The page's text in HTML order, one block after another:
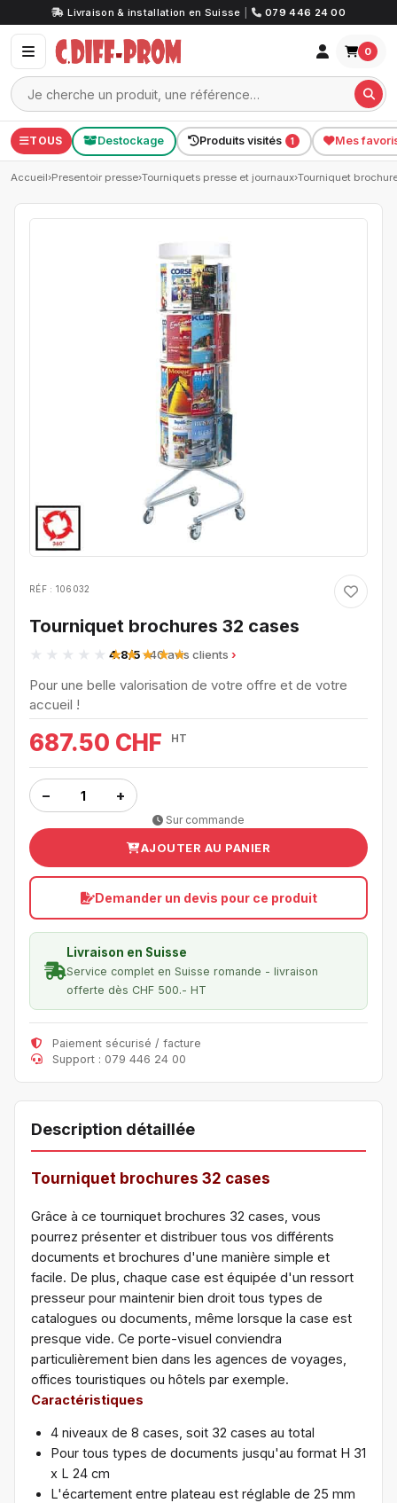
Livraison & installation en Suisse 079 446 24 00
0
TOUS Destockage Produits visités 1 Mes
Accueil›Presentoir presse›Tourniquets presse et journaux›Tourniquet
RÉF : 106032
Tourniquet brochures 32 cases
4.8/5· 40 avis clients
Pour une belle valorisation de votre offre et de votre
accueil !
687.50 CHF HT
− +
Sur commande
AJOUTER AU PANIER
Demander un devis pour ce produit
Livraison en Suisse
Service complet en Suisse romande - livraison
offerte dès CHF 500.- HT
Paiement sécurisé / facture
Support : 079 446 24 00
Description détaillée
Tourniquet brochures 32 cases
Grâce à ce tourniquet brochures 32 cases, vous
pourrez présenter et distribuer tous vos différents
documents et brochures d'une manière simple et
facile. De plus, chaque case est équipée d'un ressort
presseur pour maintenir bien droit tous types de
catalogues ou documents, même lorsque la case est
presque vide. Ce porte-visuel conviendra
particulièrement bien dans les agences de voyages,
offices touristiques ou hôtels par exemple.
Caractéristiques
4 niveaux de 8 cases, soit 32 cases au total
Pour tous types de documents jusqu'au format H 31
x L 24 cm
L'écartement entre plateau est réglable de 25 mm